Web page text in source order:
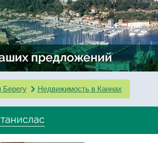
Недвижимость в Каннах